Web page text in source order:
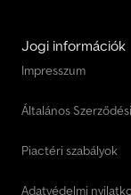
Jogi információk
Impresszum
Általános
Piactéri szabályok
Adatvédelmi